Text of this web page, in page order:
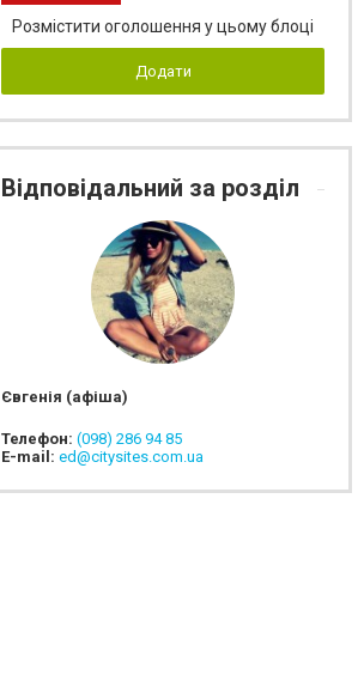
Розмістити оголошення у цьому блоці
Додати
Відповідальний за розділ
Євгенія (афіша)
Телефон: (098) 286 94 85
E-mail: ed@citysites.com.ua